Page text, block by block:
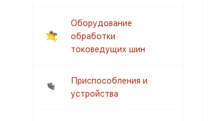
Оборудование
обработки
токоведущих шин
Приспособления и
устройства